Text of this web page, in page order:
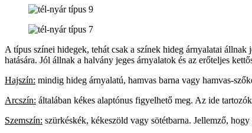
A típus színei hidegek, tehát csak a színek hideg árnyalatai
hatására. Jól állnak a halvány jeges árnyalatok és az erőteljes
Hajszín: mindig hideg árnyalatú, hamvas barna vagy hamvas-
Arcszín: általában kékes alaptónus figyelhető meg. Az ide
Szemszín: szürkéskék, kékeszöld vagy sötétbarna. Jellemző,